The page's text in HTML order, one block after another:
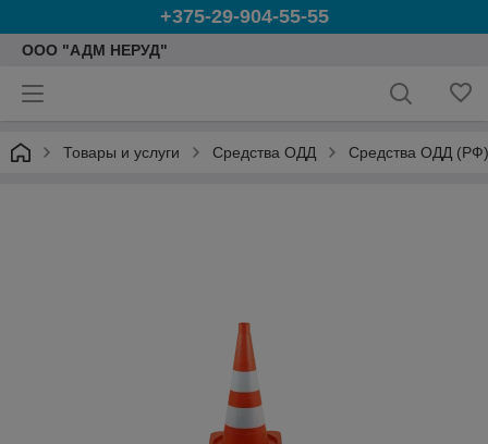
+375-29-904-55-55
ООО "АДМ НЕРУД"
Товары и услуги Средства ОДД Средства ОДД (РФ)